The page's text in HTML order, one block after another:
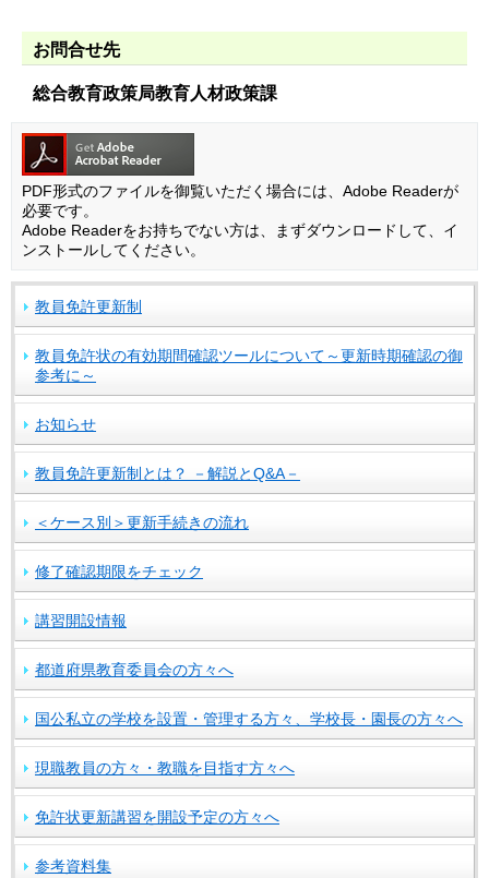
お問合せ先
総合教育政策局教育人材政策課
PDF形式のファイルを御覧いただく場合には、Adobe Readerが
必要です。
Adobe Readerをお持ちでない方は、まずダウンロードして、イ
ンストールしてください。
教員免許更新制
教員免許状の有効期間確認ツールについて～更新時期確認の御
参考に～
お知らせ
教員免許更新制とは？ －解説とQ&A－
＜ケース別＞更新手続きの流れ
修了確認期限をチェック
講習開設情報
都道府県教育委員会の方々へ
国公私立の学校を設置・管理する方々、学校長・園長の方々へ
現職教員の方々・教職を目指す方々へ
免許状更新講習を開設予定の方々へ
参考資料集